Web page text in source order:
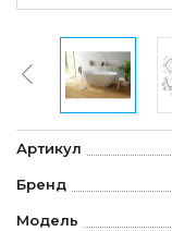
Артикул
Бренд
Модель